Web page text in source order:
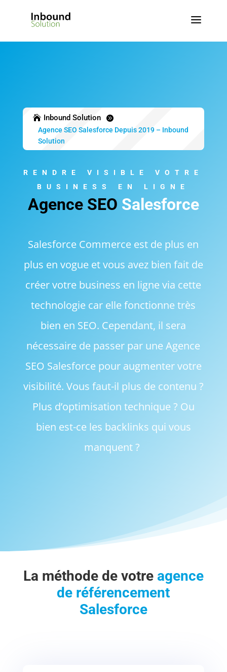
a
 Inbound Solution 
Agence SEO Salesforce Depuis 2019 – Inbound
Solution
RENDRE VISIBLE VOTRE
BUSINESS EN LIGNE
Agence SEO Salesforce
Salesforce Commerce est de plus en
plus en vogue et vous avez bien fait de
créer votre business en ligne via cette
technologie car elle fonctionne très
bien en SEO. Cependant, il sera
nécessaire de passer par une Agence
SEO Salesforce pour augmenter votre
visibilité. Vous faut-il plus de contenu ?
Plus d’optimisation technique ? Ou
bien est-ce les backlinks qui vous
manquent ?
La méthode de votre agence
de référencement
Salesforce